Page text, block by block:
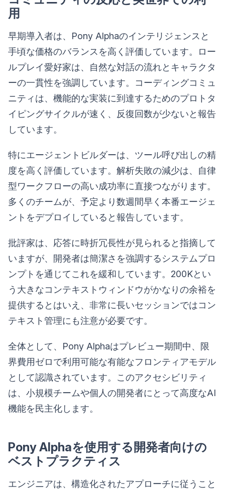
用
早期導入者は、Pony Alphaのインテリジェンスと
手頃な価格のバランスを高く評価しています。ロー
ルプレイ愛好家は、自然な対話の流れとキャラクタ
ーの一貫性を強調しています。コーディングコミュ
ニティは、機能的な実装に到達するためのプロトタ
イピングサイクルが速く、反復回数が少ないと報告
しています。
特にエージェントビルダーは、ツール呼び出しの精
度を高く評価しています。解析失敗の減少は、自律
型ワークフローの高い成功率に直接つながります。
多くのチームが、予定より数週間早く本番エージェ
ントをデプロイしていると報告しています。
批評家は、応答に時折冗長性が見られると指摘して
いますが、開発者は簡潔さを強調するシステムプロ
ンプトを通じてこれを緩和しています。200Kとい
う大きなコンテキストウィンドウがかなりの余裕を
提供するとはいえ、非常に長いセッションではコン
テキスト管理にも注意が必要です。
全体として、Pony Alphaはプレビュー期間中、限
界費用ゼロで利用可能な有能なフロンティアモデル
として認識されています。このアクセシビリティ
は、小規模チームや個人の開発者にとって高度なAI
機能を民主化します。
Pony Alphaを使用する開発者向けの
ベストプラクティス
エンジニアは、構造化されたアプローチに従うこと